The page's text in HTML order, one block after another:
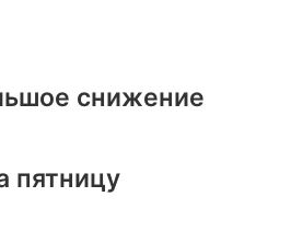
снижение
пятницу